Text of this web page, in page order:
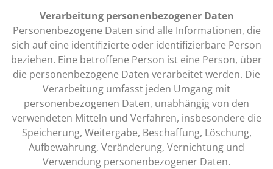
Verarbeitung personenbezogener Daten
Personenbezogene Daten sind alle Informationen, die
sich auf eine identifizierte oder identifizierbare Person
beziehen. Eine betroffene Person ist eine Person, über
die personenbezogene Daten verarbeitet werden. Die
Verarbeitung umfasst jeden Umgang mit
personenbezogenen Daten, unabhängig von den
verwendeten Mitteln und Verfahren, insbesondere die
Speicherung, Weitergabe, Beschaffung, Löschung,
Aufbewahrung, Veränderung, Vernichtung und
Verwendung personenbezogener Daten.